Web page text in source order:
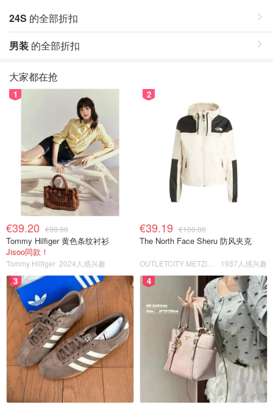
24S 的全部折扣
男装 的全部折扣
大家都在抢
1
€39.20 €99.90
Tommy Hilfiger 黄色条纹衬衫
Jisoo同款！
Tommy Hilfiger 2024人感兴趣
2
€39.19 €100.00
The North Face Sheru 防风夹克
1937人感兴趣
3 4